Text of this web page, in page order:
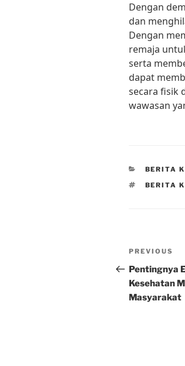
Dengan
dan
Dengan
remaja
serta
dapat
secara fisik
wawasan
BERITA
TAGS
BERITA
Post
Previous
Post
PREVIOUS
Pentingnya
Kesehatan
Masyarakat